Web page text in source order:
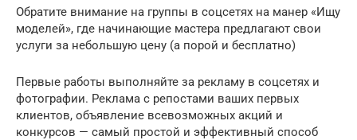
Обратите внимание на группы в соцсетях на манер «Ищу
моделей», где начинающие мастера предлагают свои
услуги за небольшую цену (а порой и бесплатно)
Первые работы выполняйте за рекламу в соцсетях и
фотографии. Реклама с репостами ваших первых
клиентов, объявление всевозможных акций и
конкурсов — самый простой и эффективный способ